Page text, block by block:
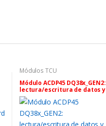
Módulos TCU
Módulo ACDP45 DQ38x_GEN2:
lectura/escritura de datos y
corrección de kilometraje